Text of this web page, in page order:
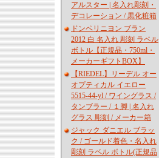
アルスター | 名入れ彫刻・
デコレーション / 黒化粧箱
ドンペリニヨン ブラン
2012 白 名入れ 彫刻 ラベル
ボトル【正規品・750ml・
メーカーギフトBOX】
【RIEDEL】リーデル オー
オプティカル イエロー
5515-44-yl / ワイングラス /
タンブラー / １脚 | 名入れ
グラス 彫刻 / メーカー箱
ジャック ダニエル ブラッ
ク / ゴールド着色・名入れ
彫刻 ラベル ボトル(正規品